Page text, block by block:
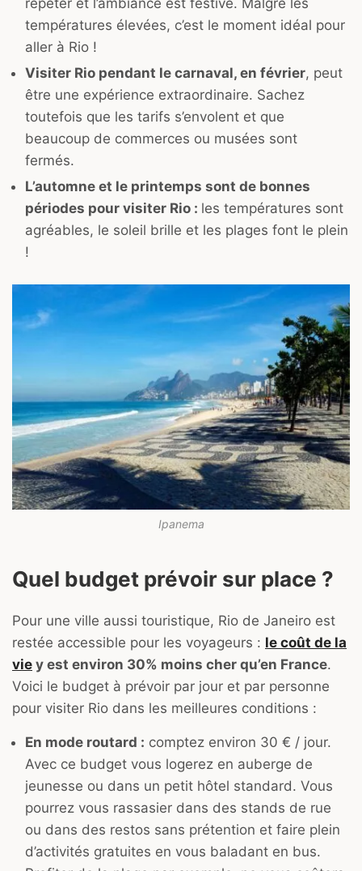
répéter et l’ambiance est festive. Malgré les
températures élevées, c’est le moment idéal pour
aller à Rio !
Visiter Rio pendant le carnaval, en février, peut
être une expérience extraordinaire. Sachez
toutefois que les tarifs s’envolent et que
beaucoup de commerces ou musées sont
fermés.
L’automne et le printemps sont de bonnes
périodes pour visiter Rio : les températures sont
agréables, le soleil brille et les plages font le plein
!
Ipanema
Quel budget prévoir sur place ?
Pour une ville aussi touristique, Rio de Janeiro est
restée accessible pour les voyageurs : le coût de la
vie y est environ 30% moins cher qu’en France.
Voici le budget à prévoir par jour et par personne
pour visiter Rio dans les meilleures conditions :
En mode routard : comptez environ 30 € / jour.
Avec ce budget vous logerez en auberge de
jeunesse ou dans un petit hôtel standard. Vous
pourrez vous rassasier dans des stands de rue
ou dans des restos sans prétention et faire plein
d’activités gratuites en vous baladant en bus.